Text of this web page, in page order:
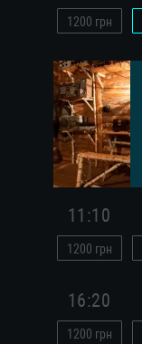
1200 грн
11:10
1200 грн
16:20
1200 грн